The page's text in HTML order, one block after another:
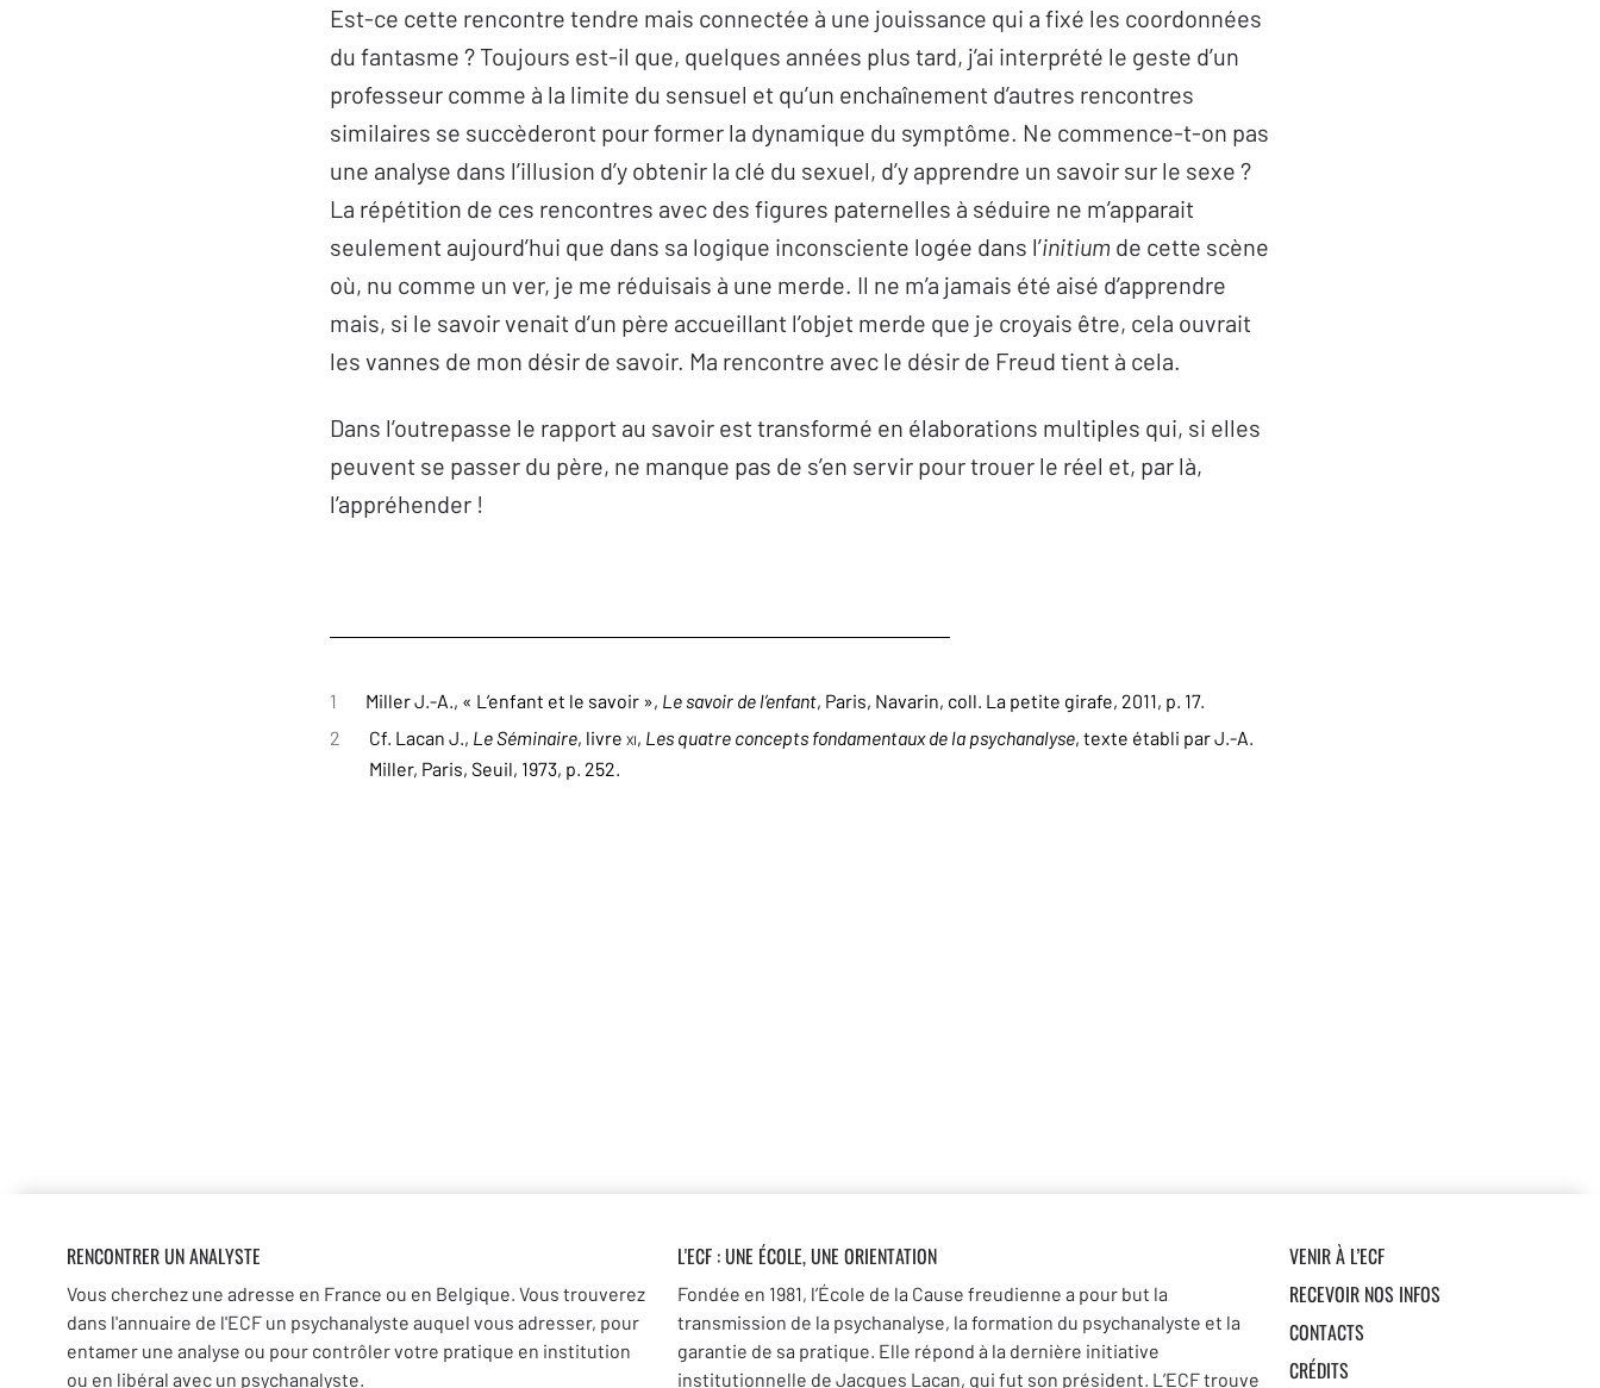
Est-ce cette rencontre tendre mais connectée à une jouissance qui a fixé les coordonnées
du fantasme ? Toujours est-il que, quelques années plus tard, j’ai interprété le geste d’un
professeur comme à la limite du sensuel et qu’un enchaînement d’autres rencontres
similaires se succèderont pour former la dynamique du symptôme. Ne commence-t-on pas
une analyse dans l’illusion d’y obtenir la clé du sexuel, d’y apprendre un savoir sur le sexe ?
La répétition de ces rencontres avec des figures paternelles à séduire ne m’apparait
seulement aujourd’hui que dans sa logique inconsciente logée dans l’initium de cette scène
où, nu comme un ver, je me réduisais à une merde. Il ne m’a jamais été aisé d’apprendre
mais, si le savoir venait d’un père accueillant l’objet merde que je croyais être, cela ouvrait
les vannes de mon désir de savoir. Ma rencontre avec le désir de Freud tient à cela.
Dans l’outrepasse le rapport au savoir est transformé en élaborations multiples qui, si elles
peuvent se passer du père, ne manque pas de s’en servir pour trouer le réel et, par là,
l’appréhender !
1 Miller J.-A., « L’enfant et le savoir », Le savoir de l’enfant, Paris, Navarin, coll. La petite girafe, 2011, p. 17.
2
Cf. Lacan J., Le Séminaire, livreXI, Les quatre concepts fondamentaux de la psychanalyse, texte établi par J.-A.
Miller, Paris, Seuil, 1973, p. 252.
RENCONTRER UN ANALYSTE
Vous cherchez une adresse en France ou en Belgique. Vous trouverez
dans l'annuaire de l'ECF un psychanalyste auquel vous adresser, pour
entamer une analyse ou pour contrôler votre pratique en institution
ou en libéral avec un psychanalyste.
L'ECF : UNE ÉCOLE, UNE ORIENTATION
Fondée en 1981, l’École de la Cause freudienne a pour but la
transmission de la psychanalyse, la formation du psychanalyste et la
garantie de sa pratique. Elle répond à la dernière initiative
institutionnelle de Jacques Lacan, qui fut son président. L’ECF trouve
VENIR À L’ECF
RECEVOIR NOS INFOS
CONTACTS
CRÉDITS